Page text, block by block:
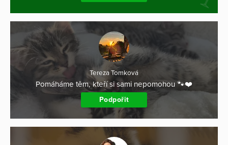
Tereza Tomková
Pomáháme těm, kteří si sami nepomohou 🐾❤️
Podpořit